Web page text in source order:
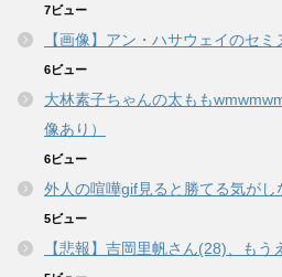
7ビュー
【画像】アン・ハサウェイのセ
6ビュー
大林素子ちゃんの太もも
像あり）
6ビュー
外人の喧嘩gif見ると勝てる気が
5ビュー
【悲報】吉岡里帆さん(28)、も